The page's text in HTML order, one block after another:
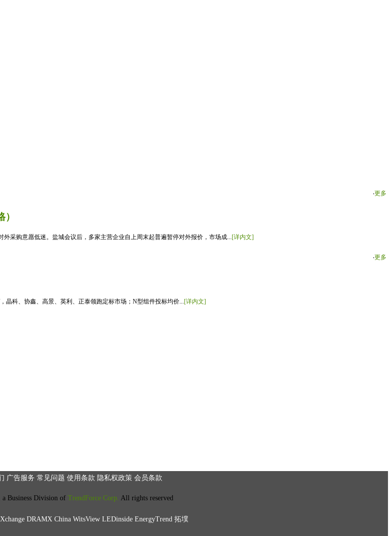
‧更多
采购意愿低迷。盐城会议后，多家主营企业自上周末起普遍暂停对外报价，市场成...[详内文]
‧更多
晶科、协鑫、高景、英利、正泰领跑定标市场；N型组件投标均价... [详内文]
广告服务 常见问题 使用条款 隐私权政策 会员条款
Business Division of TrendForce Corp. All rights reserved
DRAMX China WitsView LEDinside EnergyTrend 拓墣